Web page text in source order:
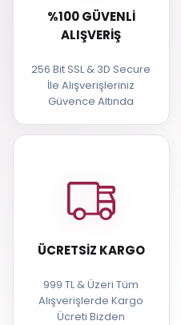
%100 GÜVENLI
ALIŞVERIŞ
256 Bit SSL & 3D Secure
İle Alışverişleriniz
Güvence Altında
ÜCRETSIZ KARGO
999 TL & Üzeri Tüm
Alışverişlerde Kargo
Ücreti Bizden